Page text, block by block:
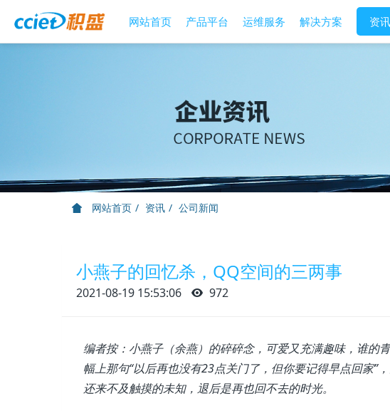
网站首页 产品平台 运维服务 解决方案 资讯
网站首页 资讯 公司新闻
小燕子的回忆杀，QQ空间的三两事
2021-08-19 15:53:06 972
编者按：小燕子（余燕）的碎碎念，可爱又充满趣味，谁的
幅上那句“以后再也没有23点关门了，但你要记得早点回家”
还来不及触摸的未知，退后是再也回不去的时光。